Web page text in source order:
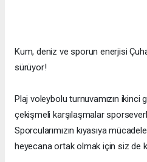
Kum, deniz ve sporun enerjisi
sürüyor!
Plaj voleybolu turnuvamızın ikinci
çekişmeli karşılaşmalar
Sporcularımızın kıyasıya
heyecana ortak olmak için siz de